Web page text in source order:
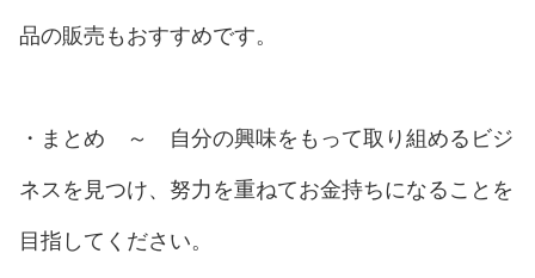
品の販売もおすすめです。
・まとめ ～ 自分の興味をもって取り組めるビジ
ネスを見つけ、努力を重ねてお金持ちになることを
目指してください。